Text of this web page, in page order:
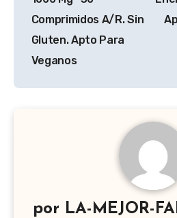
entradas
Comprimidos A/R. Sin
Gluten. Apto Para
Veganos
por LA-MEJOR-